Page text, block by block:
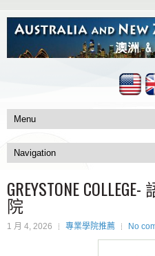
GREYSTONE
院
1 月 4, 2026 專業學院推薦 No